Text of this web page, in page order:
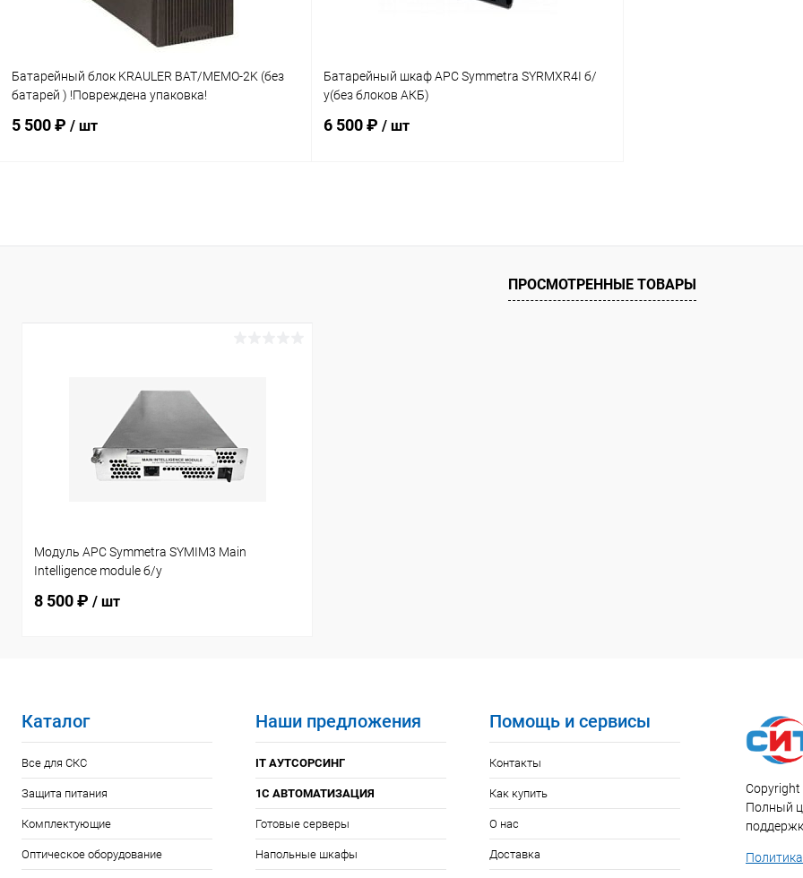
Батарейный блок KRAULER BAT/MEMO-2K (без
батарей ) !Повреждена упаковка!
5 500 ₽ / шт
Купить в 1 клик К сравнению
Батарейный шкаф APC Symmetra SYRMXR4I б/
у(без блоков АКБ)
6 500 ₽ / шт
Купить в 1 клик К сравнению
В наличии
ПРОСМОТРЕННЫЕ ТОВАРЫ
Модуль APC Symmetra SYMIM3 Main
Intelligence module б/у
8 500 ₽ / шт
Каталог
Все для СКС
Защита питания
Комплектующие
Оптическое оборудование
Наши предложения
IT АУТСОРСИНГ
1С АВТОМАТИЗАЦИЯ
Готовые серверы
Напольные шкафы
Помощь и сервисы
Контакты
Как купить
О нас
Доставка
Copyright
Полный